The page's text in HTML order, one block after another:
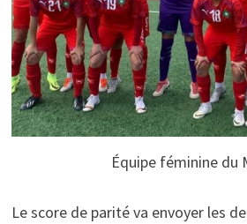
Équipe féminine du
Le score de parité va envoyer les